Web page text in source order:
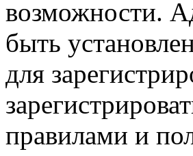
возможности.
быть
для
правилами и